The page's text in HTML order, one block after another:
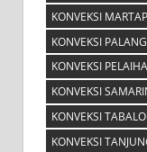
KONVEKSI
KONVEKSI
KONVEKSI
KONVEKSI
KONVEKSI
KONVEKSI